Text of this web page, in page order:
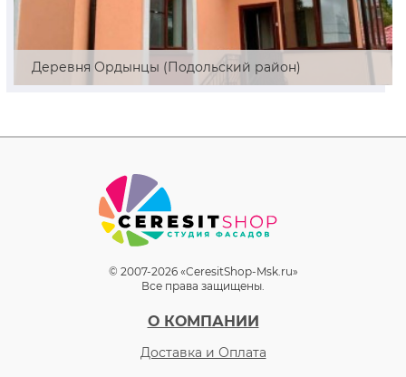
Деревня Ордынцы (Подольский район)
© 2007-2026 «CeresitShop-Msk.ru»
Все права защищены.
О КОМПАНИИ
Доставка и Оплата